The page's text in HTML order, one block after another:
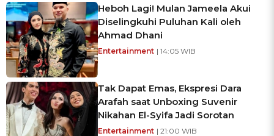
Heboh Lagi! Mulan Jameela Akui
Diselingkuhi Puluhan Kali oleh
Ahmad Dhani
Entertainment | 14:05 WIB
Tak Dapat Emas, Ekspresi Dara
Arafah saat Unboxing Suvenir
Nikahan El-Syifa Jadi Sorotan
Entertainment | 21:00 WIB